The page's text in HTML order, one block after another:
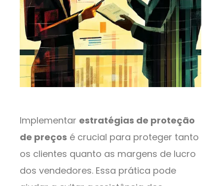
Implementar estratégias de proteção
de preços é crucial para proteger tanto
os clientes quanto as margens de lucro
dos vendedores. Essa prática pode